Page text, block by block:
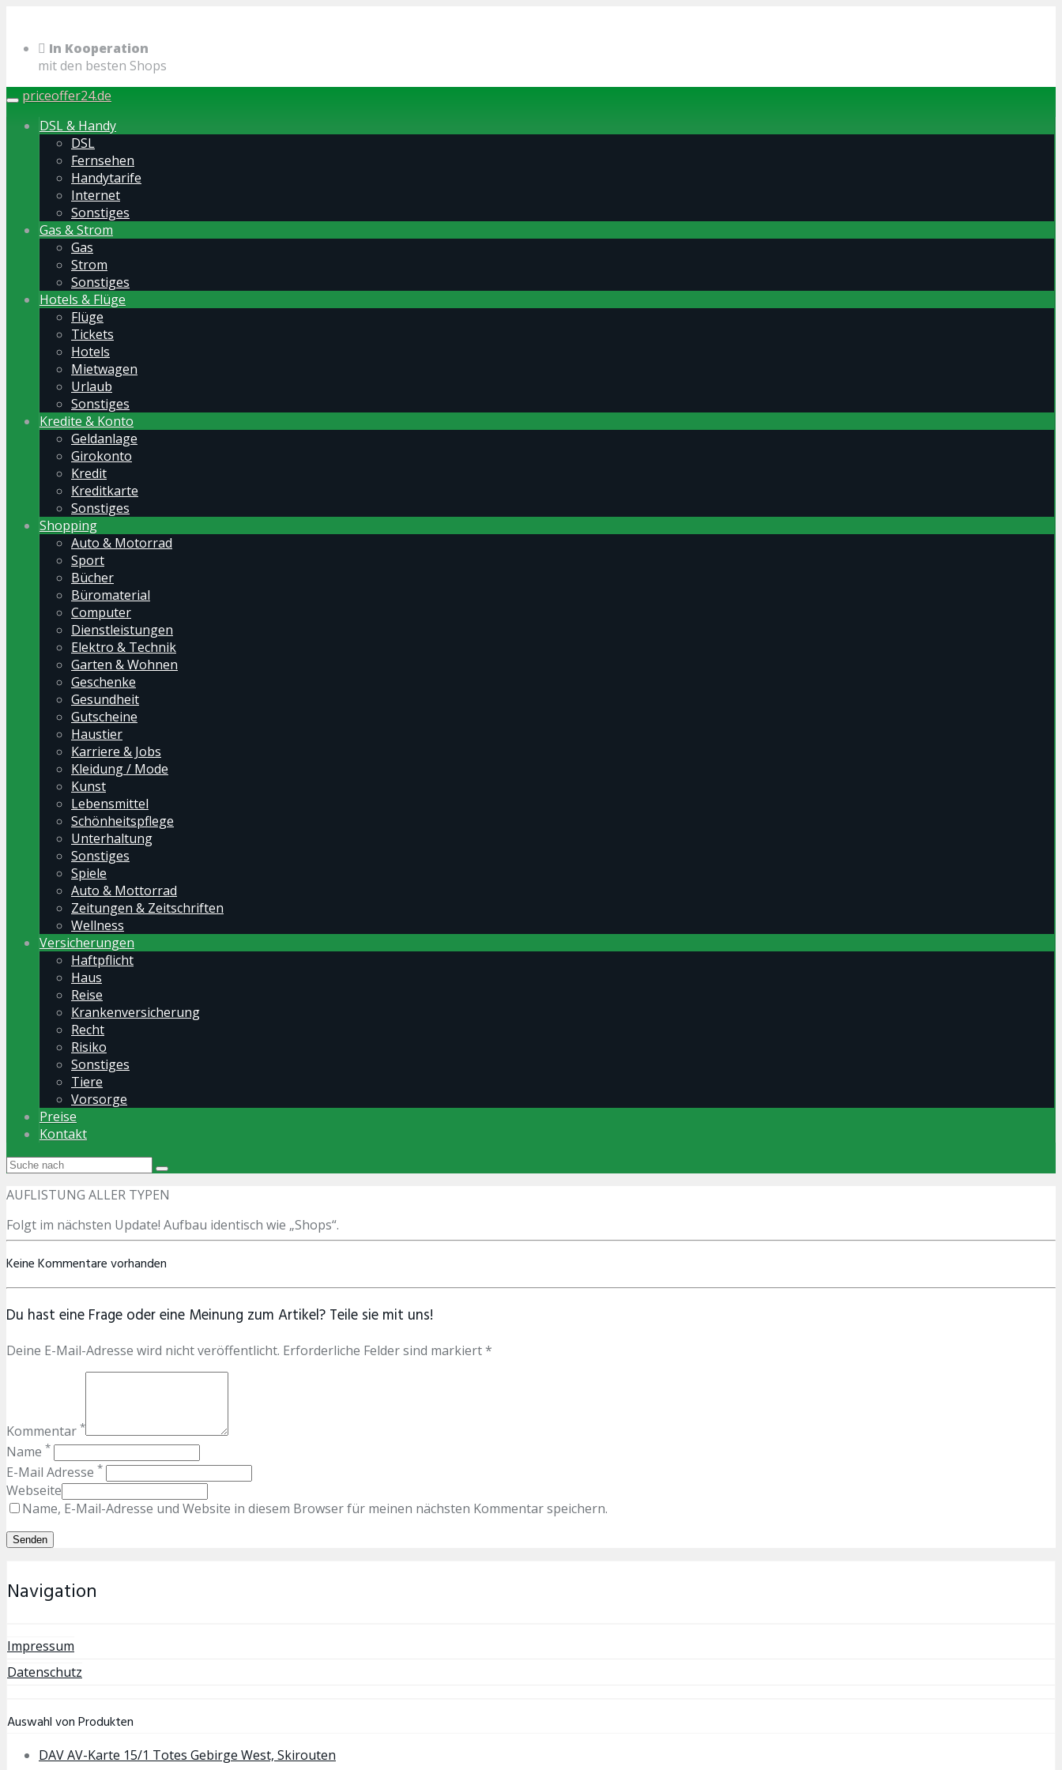
main
content
In Kooperation
mit den besten Shops
Toggle
navigation
priceoffer24.de
DSL & Handy
DSL
Fernsehen
Handytarife
Internet
Sonstiges
Gas & Strom
Gas
Strom
Sonstiges
Hotels & Flüge
Flüge
Tickets
Hotels
Mietwagen
Urlaub
Sonstiges
Kredite & Konto
Geldanlage
Girokonto
Kredit
Kreditkarte
Sonstiges
Shopping
Auto & Motorrad
Sport
Bücher
Büromaterial
Computer
Dienstleistungen
Elektro & Technik
Garten & Wohnen
Geschenke
Gesundheit
Gutscheine
Haustier
Karriere & Jobs
Kleidung / Mode
Kunst
Lebensmittel
Schönheitspflege
Unterhaltung
Sonstiges
Spiele
Auto & Mottorrad
Zeitungen & Zeitschriften
Wellness
Versicherungen
Haftpflicht
Haus
Reise
Krankenversicherung
Recht
Risiko
Sonstiges
Tiere
Vorsorge
Preise
Kontakt
AUFLISTUNG ALLER TYPEN
Folgt im nächsten Update! Aufbau identisch wie „Shops“.
Keine Kommentare vorhanden
Du hast eine Frage oder eine Meinung zum Artikel? Teile sie mit uns!
Deine E-Mail-Adresse wird nicht veröffentlicht. Erforderliche Felder sind markiert *
Kommentar *
Name *
E-Mail Adresse *
Webseite
Name, E-Mail-Adresse und Website in diesem Browser für meinen nächsten Kommentar speichern.
Navigation
Impressum
Datenschutz
Auswahl von Produkten
DAV AV-Karte 15/1 Totes Gebirge West, Skirouten